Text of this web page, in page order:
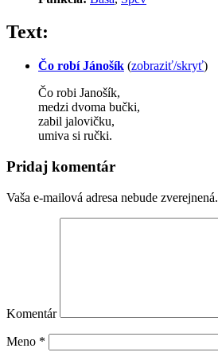
Text:
Čo robí Jánošík (zobraziť/skryť)
Čo robi Janošík,
medzi dvoma bučki,
zabil jalovičku,
umiva si ručki.
Pridaj komentár
Vaša e-mailová adresa nebude zverejnená.
Komentár
Meno *